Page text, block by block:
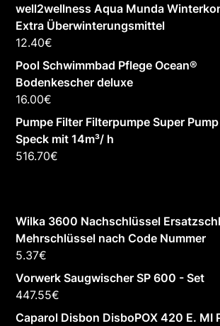
well2wellness Aqua Munda
Extra Überwinterungsmittel
12.40€
Pool Schwimmbad Pflege Ocean®
Bodenkescher deluxe
16.00€
Pumpe Filter Filterpumpe Super
Speck mit 14m³/ h
516.70€
Wilka 3600 Nachschlüssel
Mehrschlüssel nach Code Nummer
5.37€
Vorwerk Saugwischer SP 600 - Set
447.55€
Caparol Disbon DisboPOX 420 E. MI